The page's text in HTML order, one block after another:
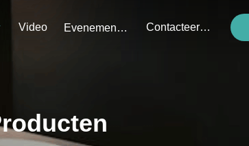
Video Evenementen Contacteer Ons